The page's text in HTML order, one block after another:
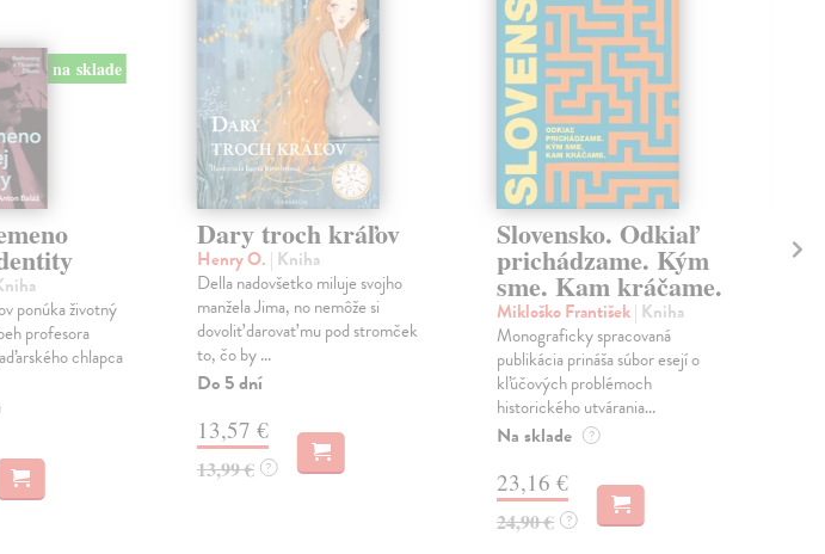
na sklade
ponúka životný
profesora
chlapca
Dary troch kráľov
Henry O. | Kniha
Della nadovšetko miluje svojho
manžela Jima, no nemôže si
dovoliť darovať mu pod stromček
to, čo by ...
Do 5 dní
13,57 €
13,99 € ?
Slovensko. Odkiaľ
prichádzame. Kým
sme. Kam kráčame.
Mikloško František| Kniha
Monograficky spracovaná
publikácia prináša súbor esejí o
kľúčových problémoch
historického utvárania...
Na sklade ?
23,16 €
24,90 € ?